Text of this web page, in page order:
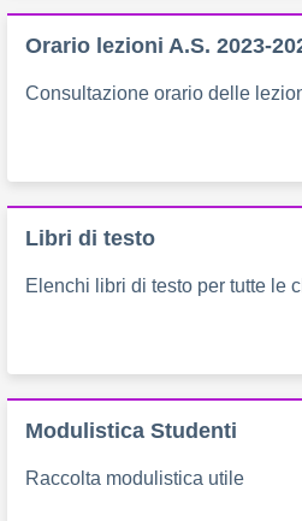
Orario lezioni A.S. 2023-
Consultazione orario delle
Libri di testo
Elenchi libri di testo per tutte le
Modulistica Studenti
Raccolta modulistica utile